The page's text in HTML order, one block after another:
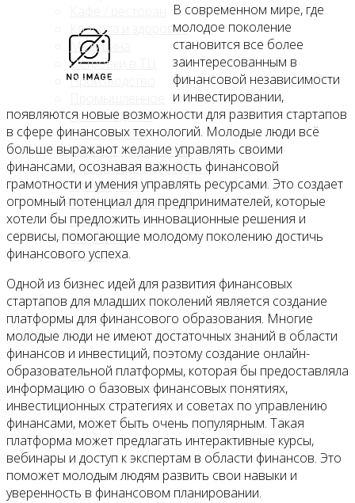
Красота и здоровье
Медицина
Островки в ТЦ
Производство
производство
Развлечения
Сельское хозяйство
Строительство, ремонт
Сфера услуг
Торговля и магазины
Туризм и отдых
Финансы
Хобби
Блог
Контакты
В современном мире, где
молодое поколение
становится все более
заинтересованным в
финансовой независимости
и инвестировании,
появляются новые возможности для развития стартапов
в сфере финансовых технологий. Молодые люди всё
больше выражают желание управлять своими
финансами, осознавая важность финансовой
грамотности и умения управлять ресурсами. Это создает
огромный потенциал для предпринимателей, которые
хотели бы предложить инновационные решения и
сервисы, помогающие молодому поколению достичь
финансового успеха.
Одной из бизнес идей для развития финансовых
стартапов для младших поколений является создание
платформы для финансового образования. Многие
молодые люди не имеют достаточных знаний в области
финансов и инвестиций, поэтому создание онлайн-
образовательной платформы, которая бы предоставляла
информацию о базовых финансовых понятиях,
инвестиционных стратегиях и советах по управлению
финансами, может быть очень популярным. Такая
платформа может предлагать интерактивные курсы,
вебинары и доступ к экспертам в области финансов. Это
поможет молодым людям развить свои навыки и
уверенность в финансовом планировании.